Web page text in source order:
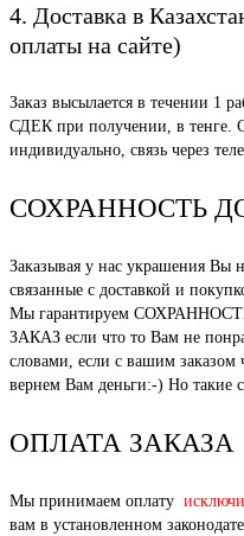
4. Доставка в
оплаты на сайте)
Заказ высылается в течении 1
СДЕК при получении, в тенге.
индивидуально, связь через
СОХРАННОСТЬ
Заказывая у нас украшения Вы
связанные с доставкой и
Мы гарантируем
ЗАКАЗ если что то Вам не
словами, если с вашим заказом
вернем Вам деньги:-) Но такие
ОПЛАТА ЗАКАЗА
Мы принимаем оплату
вам в установленном